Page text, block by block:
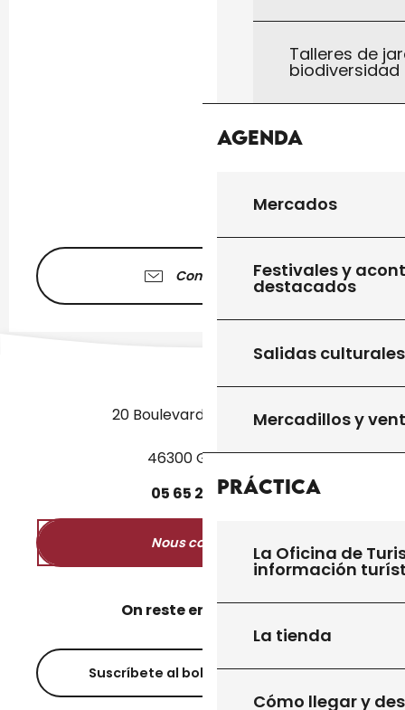
Talleres de
biodiversidad
Agenda
Mercados
Festivales y
destacados
Salidas culturales
Mercadillos y
Práctica
La Oficina de
información
La tienda
Cómo llegar y
Contáctenos
20 Boulevard des Martyrs
46300 Gourdon
05 65 27 5250
Nous contacter
On reste en contact ?
Suscríbete al boletín informativo